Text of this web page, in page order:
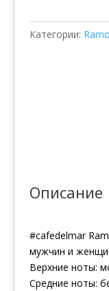
#Cafedelmar
Категории:
Описание
#cafedelmar
мужчин и
Верхние ноты:
Средние ноты: